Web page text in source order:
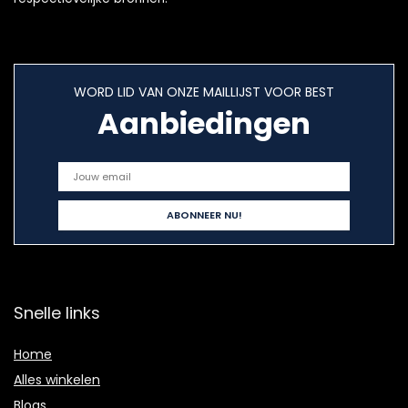
WORD LID VAN ONZE MAILLIJST VOOR BEST
Aanbiedingen
Snelle links
Home
Alles winkelen